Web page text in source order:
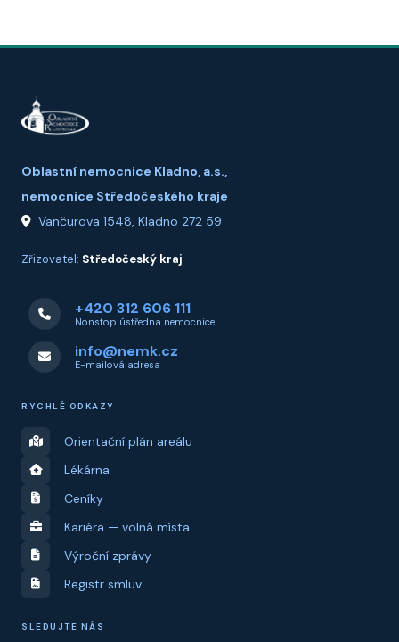
Oblastní nemocnice Kladno, a.s.,
nemocnice Středočeského kraje
Vančurova 1548, Kladno 272 59
Zřizovatel: Středočeský kraj
+420 312 606 111
Nonstop ústředna nemocnice
info@nemk.cz
E-mailová adresa
RYCHLÉ ODKAZY
Orientační plán areálu
Lékárna
Ceníky
Kariéra — volná místa
Výroční zprávy
Registr smluv
SLEDUJTE NÁS